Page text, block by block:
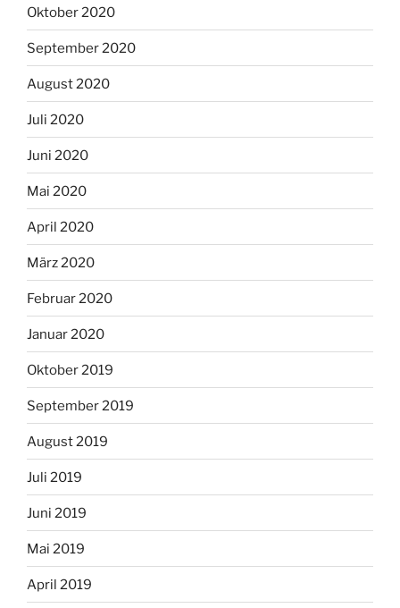
Oktober 2020
September 2020
August 2020
Juli 2020
Juni 2020
Mai 2020
April 2020
März 2020
Februar 2020
Januar 2020
Oktober 2019
September 2019
August 2019
Juli 2019
Juni 2019
Mai 2019
April 2019